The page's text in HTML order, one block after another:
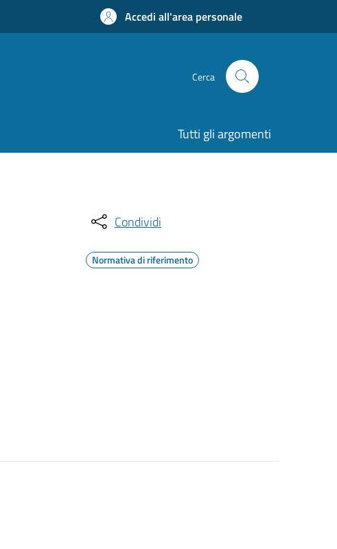
Accedi all'area personale
Cerca
Tutti gli argomenti
Condividi
Normativa di riferimento